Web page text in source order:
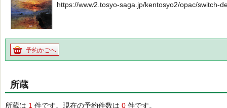
https://www2.tosyo-saga.jp/kentosyo2/opac/switch-
予約かごへ
所蔵
所蔵は 1 件です。現在の予約件数は 0 件です。